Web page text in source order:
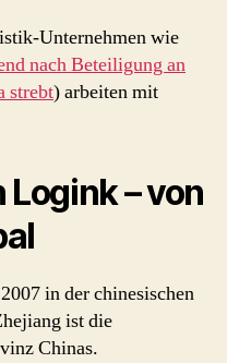
Unternehmen wie
nach Beteiligung an
strebt) arbeiten mit
– von
in der chinesischen
ist die
Chinas.